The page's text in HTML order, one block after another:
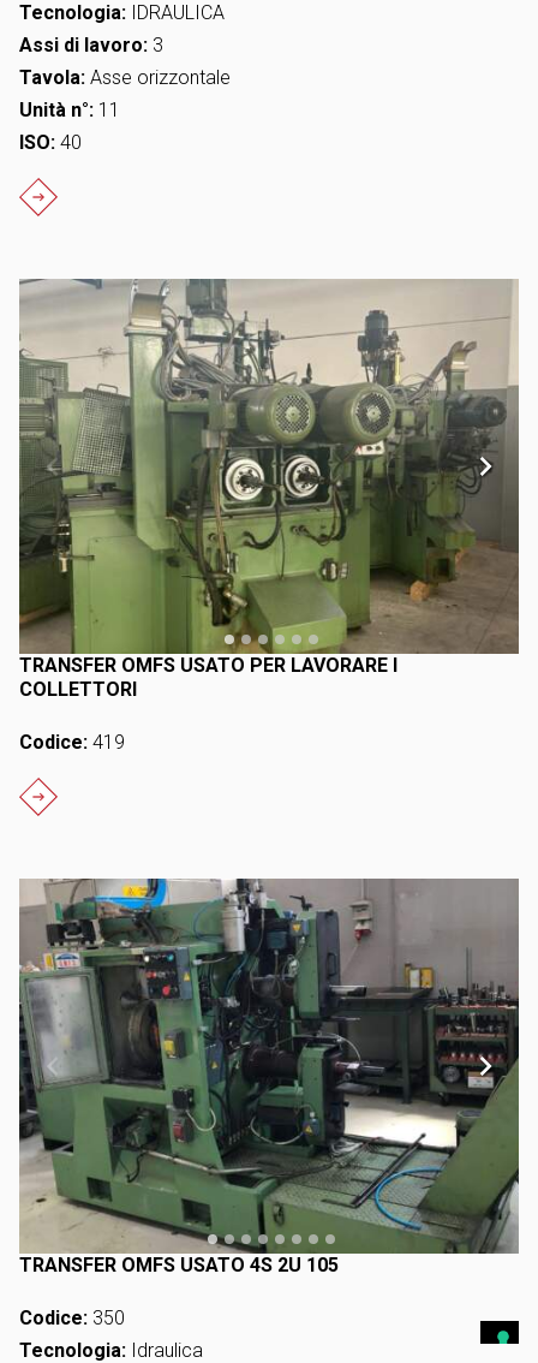
Tecnologia: IDRAULICA
Assi di lavoro: 3
Tavola: Asse orizzontale
Unità n°: 11
ISO: 40
TRANSFER OMFS USATO PER LAVORARE I
COLLETTORI
Codice: 419
TRANSFER OMFS USATO 4S 2U 105
Codice: 350
Tecnologia: Idraulica